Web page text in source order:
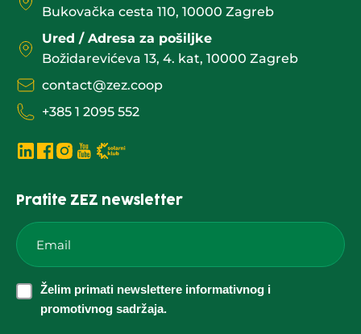
Bukovačka cesta 110, 10000 Zagreb
Ured / Adresa za pošiljke
Božidarevićeva 13, 4. kat, 10000 Zagreb
contact@zez.coop
+385 1 2095 552
Pratite ZEZ newsletter
Email
*
Želim
primati
Želim primati newslettere informativnog i
promotivnog sadržaja.